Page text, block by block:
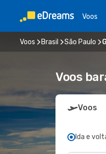
Voos
Voos Brasil São Paulo
Voos
Voos
Ida e